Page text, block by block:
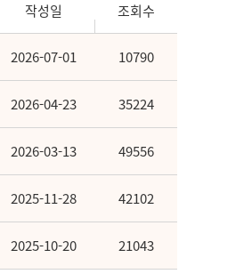
작성일 조회수
2026-07-01 10790
2026-04-23 35224
2026-03-13 49556
2025-11-28 42102
2025-10-20 21043